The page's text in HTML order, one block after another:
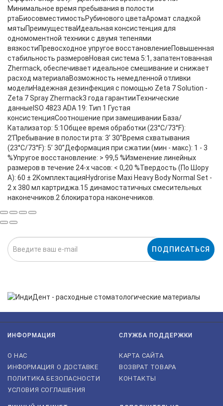
Минимальное время пребывания в полости
ртаБиосовместимостьРубинового цветаАромат сладкой
мятыПреимуществаИдеальная консистенция для
одномоментной техники с двумя тепенями
вязкостиПревосходное упругое восстановлениеПовышенная
стабильность размеровНовая система 5:1, запатентованная
Zhermack, обеспечивает идеальное смешивание и снижает
расход материалаВозможность немедленной отливки
моделиНадежная дезинфекция с помощью Zeta 7 Solution -
Zeta 7 Spray Zhermack3 года гарантииТехнические
данныеISO 4823 ADA 19: Тип 1 Густая
консистенцияСоотношение при замешивании База/
Катализатор: 5:1Общее время обработки (23°C/73°F):
2’Пребывание в полости рта: 3’ 30’’Время схватывания
(23°C/73°F): 5’ 30’’Деформация при сжатии (мин - макс): 1 - 3
%Упругое восстановление: > 99,5 %Изменение линейных
размеров в течение 24-х часов: < 0,20 %Твердость (По Шору
А): 60 ± 2КомплектацияHydrorise Maxi Heavy Body Normal Set -
2 x 380 мл картриджа.15 динамостатичных смесительных
наконечников.2 блокиратора наконечников.
ПОДПИСАТЬСЯ
ИНФОРМАЦИЯ
О НАС
ИНФОРМАЦИЯ О ДОСТАВКЕ
ПОЛИТИКА БЕЗОПАСНОСТИ
УСЛОВИЯ СОГЛАШЕНИЯ
СЛУЖБА ПОДДЕРЖКИ
КАРТА САЙТА
ВОЗВРАТ ТОВАРА
КОНТАКТЫ